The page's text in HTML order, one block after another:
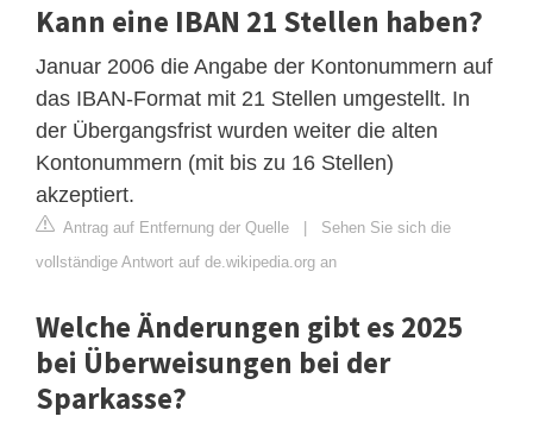
Kann eine IBAN 21 Stellen haben?
Januar 2006 die Angabe der Kontonummern auf
das IBAN-Format mit 21 Stellen umgestellt. In
der Übergangsfrist wurden weiter die alten
Kontonummern (mit bis zu 16 Stellen)
akzeptiert.
Antrag auf Entfernung der Quelle | Sehen Sie sich die
vollständige Antwort auf de.wikipedia.org an
Welche Änderungen gibt es 2025
bei Überweisungen bei der
Sparkasse?